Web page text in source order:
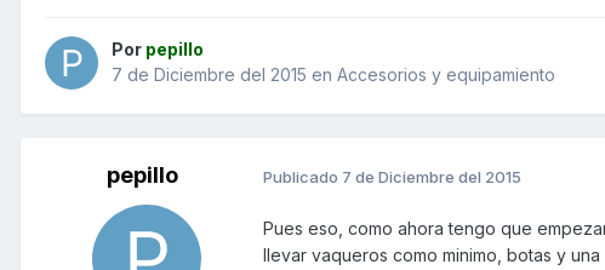
Por pepillo
7 de Diciembre del 2015 en Accesorios y equipamiento
pepillo Publicado 7 de Diciembre del 2015
Pues eso, como ahora tengo que
llevar vaqueros como minimo, botas y